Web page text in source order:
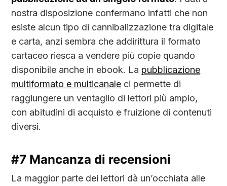
nostra disposizione confermano infatti che non
esiste alcun tipo di cannibalizzazione tra digitale
e carta, anzi sembra che addirittura il formato
cartaceo riesca a vendere più copie quando
disponibile anche in ebook. La pubblicazione
multiformato e multicanale ci permette di
raggiungere un ventaglio di lettori più ampio,
con abitudini di acquisto e fruizione di contenuti
diversi.
#7 Mancanza di recensioni
La maggior parte dei lettori dà un’occhiata alle